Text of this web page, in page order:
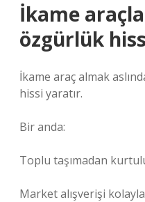
İkame
özgürlük
İkame araç almak
hissi yaratır.
Bir anda:
Toplu taşımadan
Market alışverişi